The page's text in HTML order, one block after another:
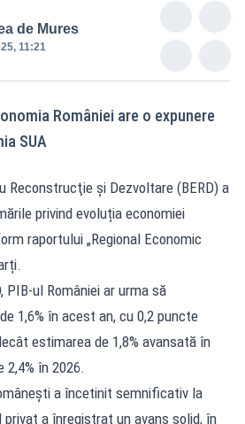
de Mures
11:21
României are o expunere
SUA
Reconstrucţie şi Dezvoltare (BERD) a
privind evoluția economiei
raportului „Regional Economic
PIB-ul României ar urma să
1,6% în acest an, cu 0,2 puncte
estimarea de 1,8% avansată în
2,4% în 2026.
a încetinit semnificativ la
privat a înregistrat un avans solid, în